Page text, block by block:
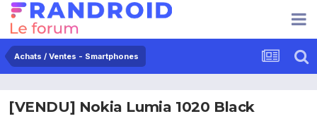
Achats / Ventes - Smartphones
[VENDU] Nokia Lumia 1020 Black